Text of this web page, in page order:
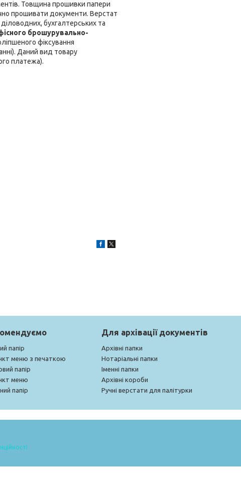
Товщина прошивки папери
прошивати документи. Верстат
бухгалтерських та
брошурувально-
фіксування
Даний вид товару
платежа).
папір
меню з печаткою
папір
меню
папір
Для архівації документів
Архівні папки
Нотаріальні папки
Іменні папки
Архівні короби
Ручні верстати для палітурки